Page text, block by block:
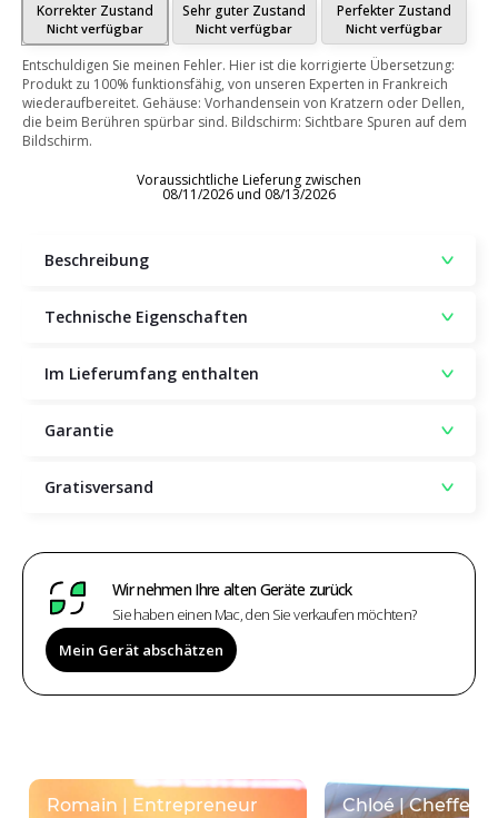
Korrekter Zustand
Nicht verfügbar
Sehr guter Zustand
Nicht verfügbar
Perfekter Zustand
Nicht verfügbar
Entschuldigen Sie meinen Fehler. Hier ist die korrigierte Übersetzung:
Produkt zu 100% funktionsfähig, von unseren Experten in Frankreich
wiederaufbereitet. Gehäuse: Vorhandensein von Kratzern oder Dellen,
die beim Berühren spürbar sind. Bildschirm: Sichtbare Spuren auf dem
Bildschirm.
Voraussichtliche Lieferung zwischen
08/11/2026 und 08/13/2026
Beschreibung
Technische Eigenschaften
Im Lieferumfang enthalten
Garantie
Gratisversand
Wir nehmen Ihre alten Geräte zurück
Sie haben einen Mac, den Sie verkaufen möchten?
Mein Gerät abschätzen